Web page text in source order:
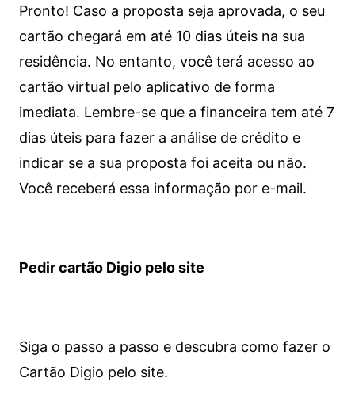
Pronto! Caso a proposta seja aprovada, o seu
cartão chegará em até 10 dias úteis na sua
residência. No entanto, você terá acesso ao
cartão virtual pelo aplicativo de forma
imediata. Lembre-se que a financeira tem até 7
dias úteis para fazer a análise de crédito e
indicar se a sua proposta foi aceita ou não.
Você receberá essa informação por e-mail.
Pedir cartão Digio pelo site
Siga o passo a passo e descubra como fazer o
Cartão Digio pelo site.